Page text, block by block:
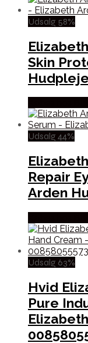
Udsalg 58%
Skin
Udsalg 44%
Repair
Arden
Udsalg 63%
Hvid
Pure